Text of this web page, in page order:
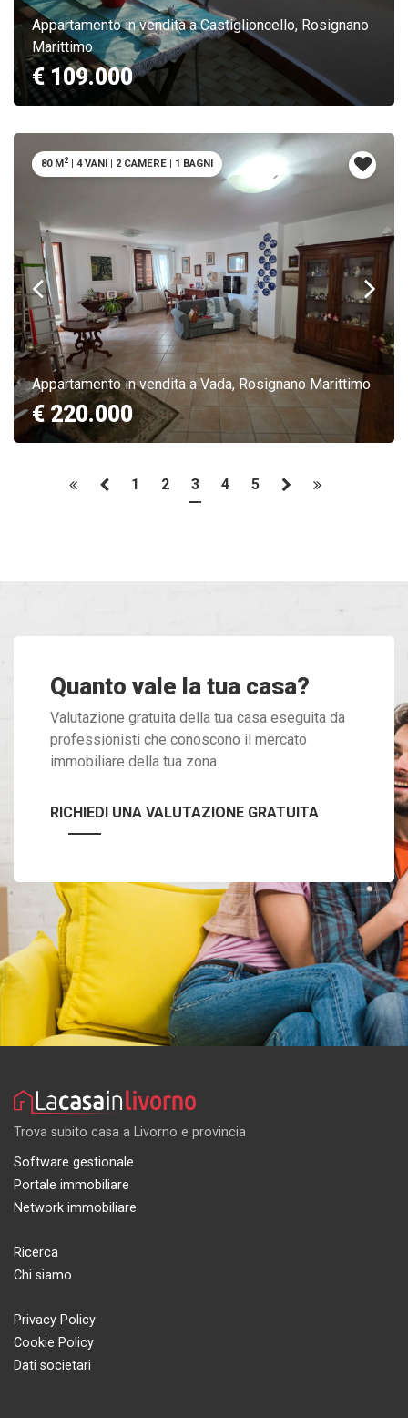
Appartamento in vendita a Castiglioncello, Rosignano
Marittimo
€ 109.000
Appartamento in vendita a Vada, Rosignano Marittimo
€ 220.000
80 M2 | 4 VANI | 2 CAMERE | 1 BAGNI
1 2 3 4 5
Quanto vale la tua casa?
Valutazione gratuita della tua casa eseguita da
professionisti che conoscono il mercato
immobiliare della tua zona
RICHIEDI UNA VALUTAZIONE GRATUITA
Trova subito casa a Livorno e provincia
Software gestionale
Portale immobiliare
Network immobiliare
Ricerca
Chi siamo
Privacy Policy
Cookie Policy
Dati societari